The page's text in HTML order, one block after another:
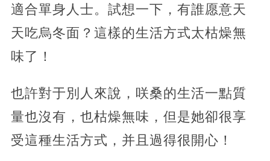
適合單身人士。試想一下，有誰愿意天
天吃烏冬面？這樣的生活方式太枯燥無
味了！
也許對于別人來說，咲桑的生活一點質
量也沒有，也枯燥無味，但是她卻很享
受這種生活方式，并且過得很開心！